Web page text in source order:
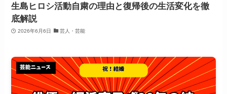
生島ヒロシ活動自粛の理由と復帰後の生活変化を徹
底解説
2026年6月6日 芸人・芸能